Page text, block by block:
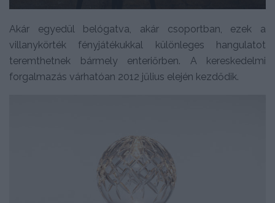
Akár egyedül belógatva, akár csoportban, ezek a
villanykörték fényjátékukkal különleges hangulatot
teremthetnek bármely enteriőrben. A kereskedelmi
forgalmazás várhatóan 2012 jűlius elején kezdődik.